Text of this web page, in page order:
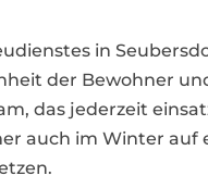
in
der Bewohner
das jederzeit
auch im Winter